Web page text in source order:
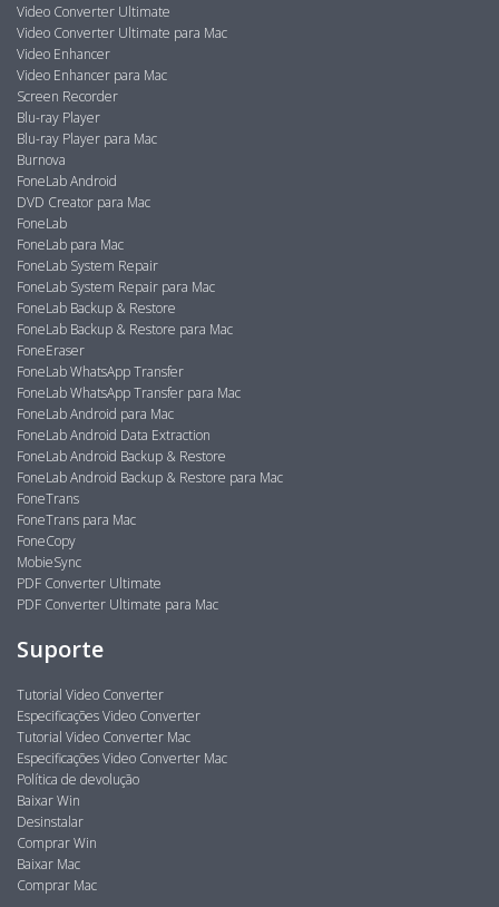
Video Converter Ultimate
Video Converter Ultimate para Mac
Video Enhancer
Video Enhancer para Mac
Screen Recorder
Blu-ray Player
Blu-ray Player para Mac
Burnova
FoneLab Android
DVD Creator para Mac
FoneLab
FoneLab para Mac
FoneLab System Repair
FoneLab System Repair para Mac
FoneLab Backup & Restore
FoneLab Backup & Restore para Mac
FoneEraser
FoneLab WhatsApp Transfer
FoneLab WhatsApp Transfer para Mac
FoneLab Android para Mac
FoneLab Android Data Extraction
FoneLab Android Backup & Restore
FoneLab Android Backup & Restore para Mac
FoneTrans
FoneTrans para Mac
FoneCopy
MobieSync
PDF Converter Ultimate
PDF Converter Ultimate para Mac
Suporte
Tutorial Video Converter
Especificações Video Converter
Tutorial Video Converter Mac
Especificações Video Converter Mac
Política de devolução
Baixar Win
Desinstalar
Comprar Win
Baixar Mac
Comprar Mac